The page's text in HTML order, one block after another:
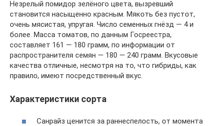
Незрелый помидор зелёного цвета, вызревший
становится насыщенно красным. Мякоть без пустот,
очень мясистая, упругая. Число семенных гнёзд — 4 и
более. Масса томатов, по данным Госреестра,
составляет 161 — 180 грамм, по информации от
распространителя семян — 180 — 240 грамм. Вкусовые
качества отличные, несмотря на то, что гибриды, как
правило, имеют посредственный вкус.
Характеристики сорта
Санрайз ценится за раннеспелость, от момента